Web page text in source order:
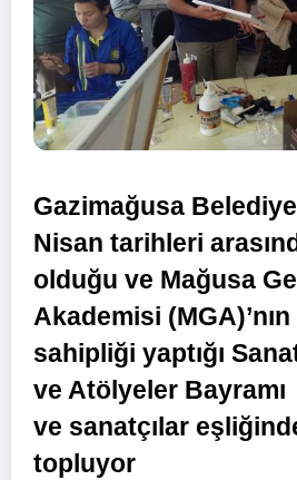
Gazimağusa
Nisan tarihleri
olduğu ve Mağusa
Akademisi
sahipliği yaptığı
ve Atölyeler
ve sanatçılar
topluyor